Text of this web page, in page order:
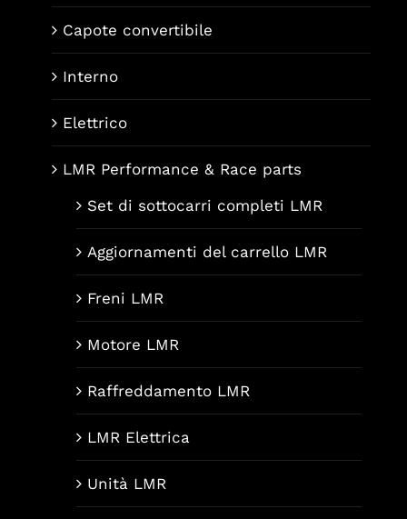
Capote convertibile
Interno
Elettrico
LMR Performance & Race parts
Set di sottocarri completi LMR
Aggiornamenti del carrello LMR
Freni LMR
Motore LMR
Raffreddamento LMR
LMR Elettrica
Unità LMR